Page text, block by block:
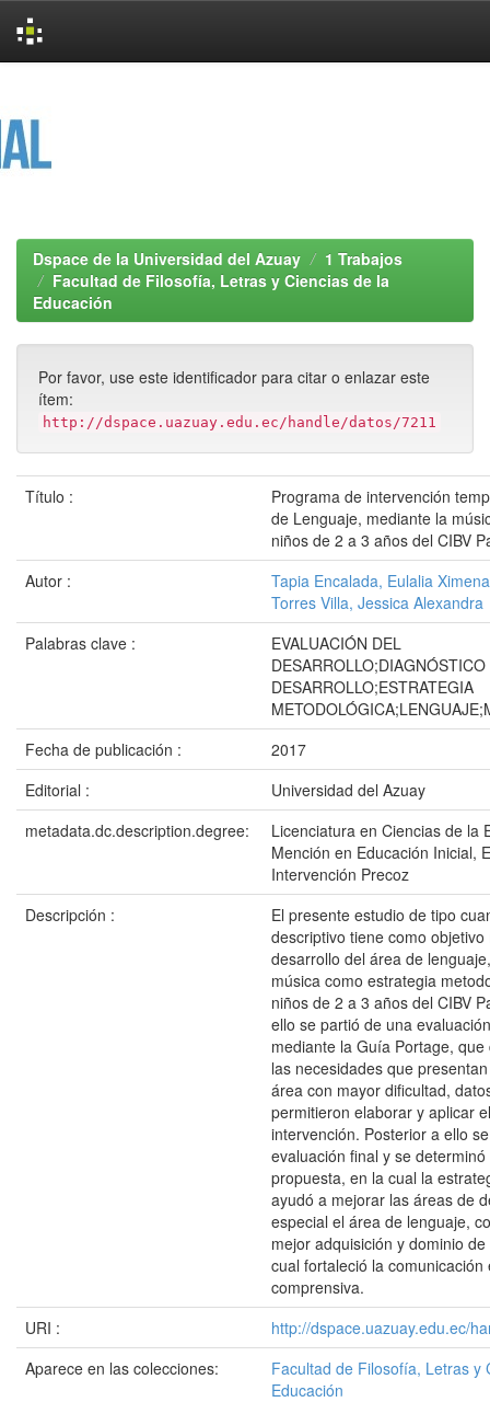
Dspace de la Universidad del Azuay
1 Trabajos
Facultad de Filosofía, Letras y Ciencias de la
Educación
Por favor, use este identificador para citar o enlazar este
ítem:
http://dspace.uazuay.edu.ec/handle/datos/7211
Título :
Programa de intervención
de Lenguaje, mediante la
niños de 2 a 3 años del CIBV
Autor :
Tapia Encalada, Eulalia Ximena
Torres Villa, Jessica Alexandra
Palabras clave :
EVALUACIÓN DEL
DESARROLLO;ESTRATEGIA
Fecha de publicación :
2017
Editorial :
Universidad del Azuay
metadata.dc.description.degree:
Licenciatura en Ciencias de la
Mención en Educación Inicial,
Intervención Precoz
Descripción :
El presente estudio de tipo
descriptivo tiene como
desarrollo del área de
música como estrategia
niños de 2 a 3 años del CIBV
ello se partió de una
mediante la Guía Portage,
las necesidades que
área con mayor dificultad,
permitieron elaborar y aplicar
intervención. Posterior a ello
evaluación final y se
propuesta, en la cual la
ayudó a mejorar las áreas de
especial el área de lenguaje,
mejor adquisición y dominio
cual fortaleció la comunicación
comprensiva.
URI :
http://dspace.uazuay.edu.ec/
Aparece en las colecciones:
Facultad de Filosofía, Letras y
Educación